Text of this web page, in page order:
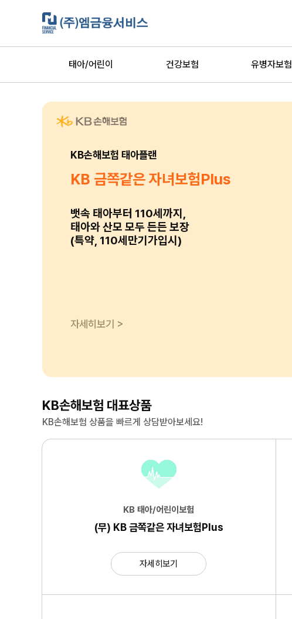
태아/어린이 건강보험 유병자보험
KB손해보험 태아플랜
KB 금쪽같은 자녀보험Plus
뱃속 태아부터 110세까지,
태아와 산모 모두 든든 보장
(특약, 110세만기가입시)
자세히보기 >
KB손해보험 대표상품
KB손해보험 상품을 빠르게 상담받아보세요!
KB 태아/어린이보험
(무) KB 금쪽같은 자녀보험Plus
자세히보기